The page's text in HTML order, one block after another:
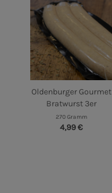
Oldenburger Gourmet
Bratwurst 3er
270 Gramm
4,99 €